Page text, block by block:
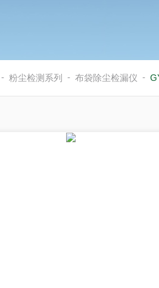
- 粉尘检测系列 - 布袋除尘检漏仪 -